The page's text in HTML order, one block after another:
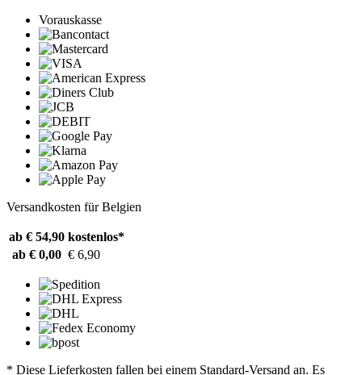
Vorauskasse
Versandkosten für Belgien
ab € 54,90 kostenlos*
ab € 0,00 € 6,90
* Diese Lieferkosten fallen bei einem Standard-Versand an. Es